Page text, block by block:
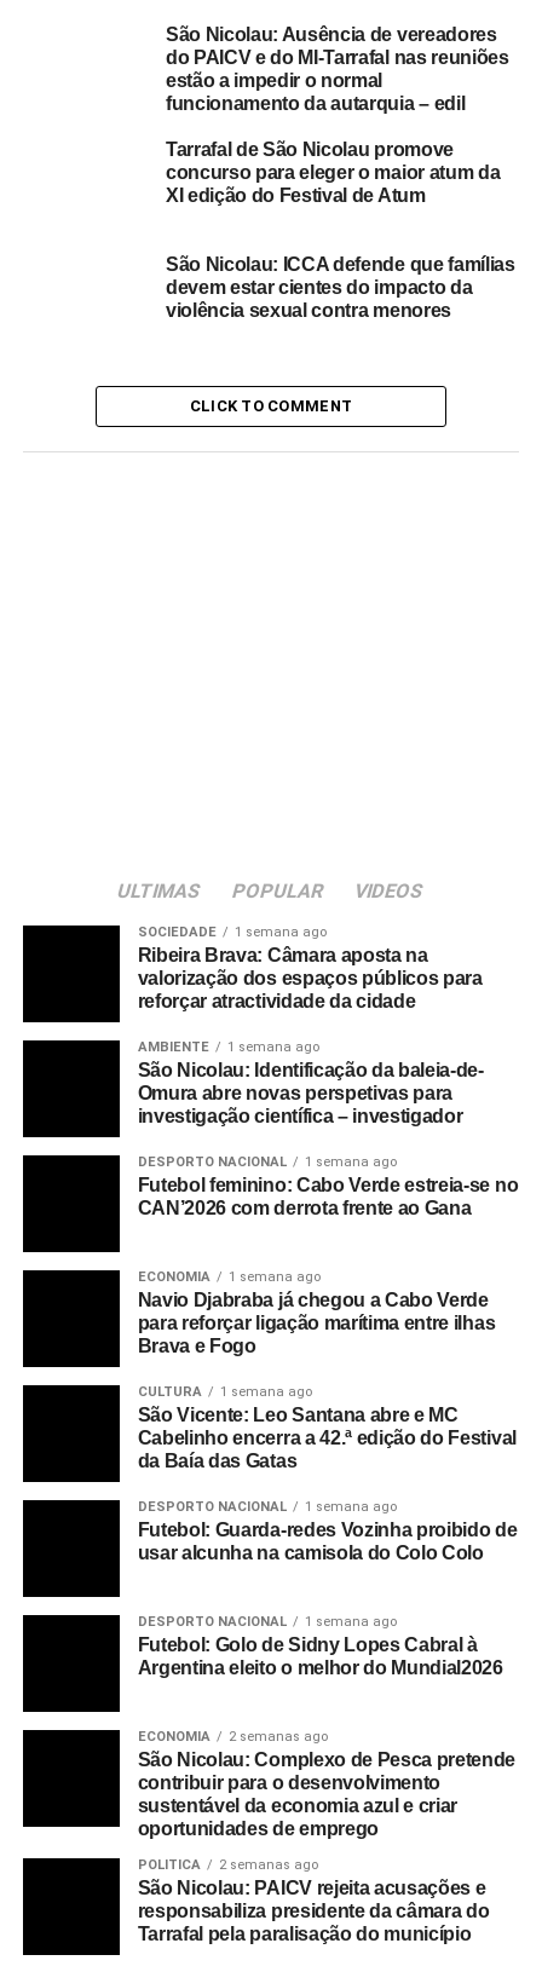
São Nicolau: Ausência de vereadores
do PAICV e do MI-Tarrafal nas reuniões
estão a impedir o normal
funcionamento da autarquia – edil
Tarrafal de São Nicolau promove
concurso para eleger o maior atum da
XI edição do Festival de Atum
São Nicolau: ICCA defende que famílias
devem estar cientes do impacto da
violência sexual contra menores
CLICK TO COMMENT
ULTIMAS POPULAR VIDEOS
SOCIEDADE 1 semana ago
Ribeira Brava: Câmara aposta na
valorização dos espaços públicos para
reforçar atractividade da cidade
AMBIENTE 1 semana ago
São Nicolau: Identificação da baleia-de-
Omura abre novas perspetivas para
investigação científica – investigador
DESPORTO NACIONAL 1 semana ago
Futebol feminino: Cabo Verde estreia-se no
CAN’2026 com derrota frente ao Gana
ECONOMIA 1 semana ago
Navio Djabraba já chegou a Cabo Verde
para reforçar ligação marítima entre ilhas
Brava e Fogo
CULTURA 1 semana ago
São Vicente: Leo Santana abre e MC
Cabelinho encerra a 42.ª edição do Festival
da Baía das Gatas
DESPORTO NACIONAL 1 semana ago
Futebol: Guarda-redes Vozinha proibido de
usar alcunha na camisola do Colo Colo
DESPORTO NACIONAL 1 semana ago
Futebol: Golo de Sidny Lopes Cabral à
Argentina eleito o melhor do Mundial2026
ECONOMIA 2 semanas ago
São Nicolau: Complexo de Pesca pretende
contribuir para o desenvolvimento
sustentável da economia azul e criar
oportunidades de emprego
POLITICA 2 semanas ago
São Nicolau: PAICV rejeita acusações e
responsabiliza presidente da câmara do
Tarrafal pela paralisação do município